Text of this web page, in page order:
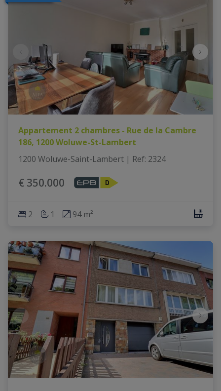
Appartement 2 chambres - Rue de la Cambre
186, 1200 Woluwe-St-Lambert
1200 Woluwe-Saint-Lambert | Ref: 2324
€ 350.000
2 1 94 m²